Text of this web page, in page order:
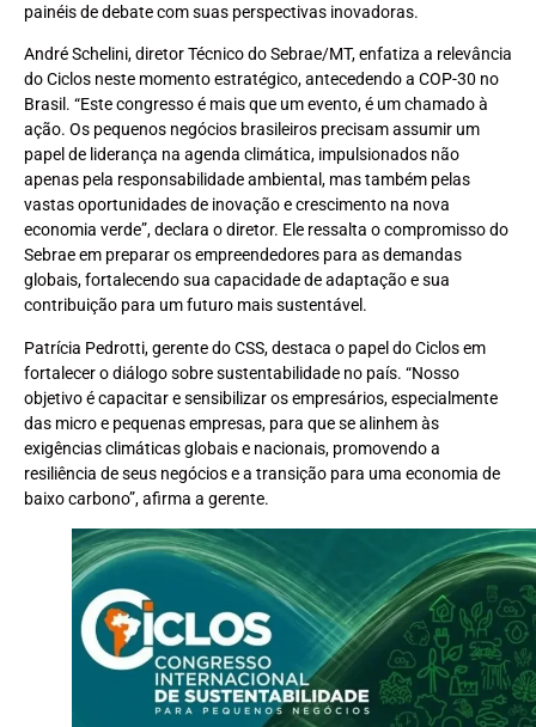
painéis de debate com suas perspectivas inovadoras.
André Schelini, diretor Técnico do Sebrae/MT, enfatiza a relevância
do Ciclos neste momento estratégico, antecedendo a COP-30 no
Brasil. “Este congresso é mais que um evento, é um chamado à
ação. Os pequenos negócios brasileiros precisam assumir um
papel de liderança na agenda climática, impulsionados não
apenas pela responsabilidade ambiental, mas também pelas
vastas oportunidades de inovação e crescimento na nova
economia verde”, declara o diretor. Ele ressalta o compromisso do
Sebrae em preparar os empreendedores para as demandas
globais, fortalecendo sua capacidade de adaptação e sua
contribuição para um futuro mais sustentável.
Patrícia Pedrotti, gerente do CSS, destaca o papel do Ciclos em
fortalecer o diálogo sobre sustentabilidade no país. “Nosso
objetivo é capacitar e sensibilizar os empresários, especialmente
das micro e pequenas empresas, para que se alinhem às
exigências climáticas globais e nacionais, promovendo a
resiliência de seus negócios e a transição para uma economia de
baixo carbono”, afirma a gerente.